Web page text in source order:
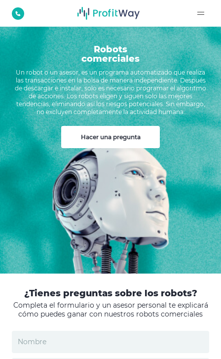
Robots
comerciales
Un robot o un asesor, es un programa automatizado que realiza
las transacciones en la bolsa de manera independiente. Después
de descargar e instalar, solo es necesario programar el algoritmo
de acciones. Los robots eligen y siguen solo las mejores
tendencias, eliminando así los riesgos potenciales. Sin embargo,
no excluyen completamente la actividad humana.
Hacer una pregunta
¿Tienes preguntas sobre los robots?
Completa el formulario y un asesor personal te explicará
cómo puedes ganar con nuestros robots comerciales